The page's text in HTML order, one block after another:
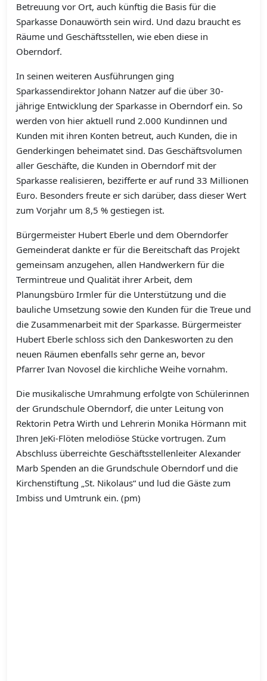
Betreuung vor Ort, auch künftig die Basis für die
Sparkasse Donauwörth sein wird. Und dazu braucht es
Räume und Geschäftsstellen, wie eben diese in
Oberndorf.
In seinen weiteren Ausführungen ging
Sparkassendirektor Johann Natzer auf die über 30-
jährige Entwicklung der Sparkasse in Oberndorf ein. So
werden von hier aktuell rund 2.000 Kundinnen und
Kunden mit ihren Konten betreut, auch Kunden, die in
Genderkingen beheimatet sind. Das Geschäftsvolumen
aller Geschäfte, die Kunden in Oberndorf mit der
Sparkasse realisieren, bezifferte er auf rund 33 Millionen
Euro. Besonders freute er sich darüber, dass dieser Wert
zum Vorjahr um 8,5 % gestiegen ist.
Bürgermeister Hubert Eberle und dem Oberndorfer
Gemeinderat dankte er für die Bereitschaft das Projekt
gemeinsam anzugehen, allen Handwerkern für die
Termintreue und Qualität ihrer Arbeit, dem
Planungsbüro Irmler für die Unterstützung und die
bauliche Umsetzung sowie den Kunden für die Treue und
die Zusammenarbeit mit der Sparkasse. Bürgermeister
Hubert Eberle schloss sich den Dankesworten zu den
neuen Räumen ebenfalls sehr gerne an, bevor
Pfarrer Ivan Novosel die kirchliche Weihe vornahm.
Die musikalische Umrahmung erfolgte von Schülerinnen
der Grundschule Oberndorf, die unter Leitung von
Rektorin Petra Wirth und Lehrerin Monika Hörmann mit
Ihren JeKi-Flöten melodiöse Stücke vortrugen. Zum
Abschluss überreichte Geschäftsstellenleiter Alexander
Marb Spenden an die Grundschule Oberndorf und die
Kirchenstiftung „St. Nikolaus“ und lud die Gäste zum
Imbiss und Umtrunk ein. (pm)